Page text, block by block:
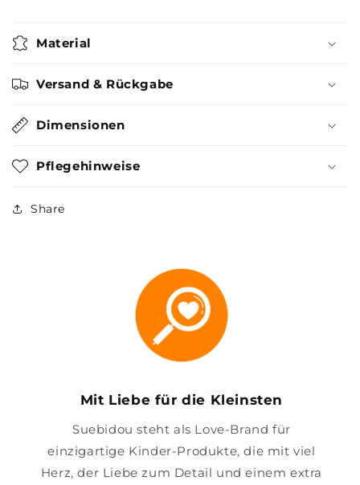
Material
Versand & Rückgabe
Dimensionen
Pflegehinweise
Share
Mit Liebe für die Kleinsten
Suebidou steht als Love-Brand für
einzigartige Kinder-Produkte, die mit viel
Herz, der Liebe zum Detail und einem extra